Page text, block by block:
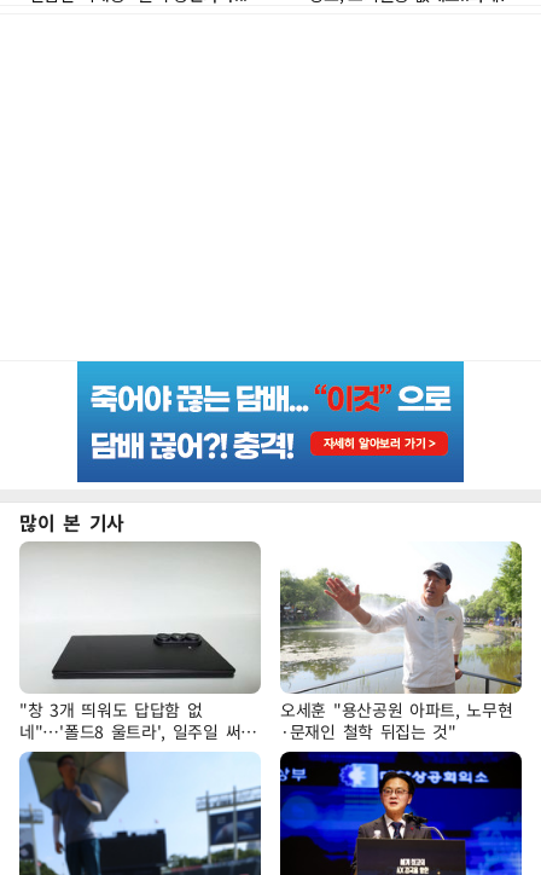
많이 본 기사
"창 3개 띄워도 답답함 없
네"…'폴드8 울트라', 일주일 써보
니
오세훈 "용산공원 아파트, 노무현
·문재인 철학 뒤집는 것"